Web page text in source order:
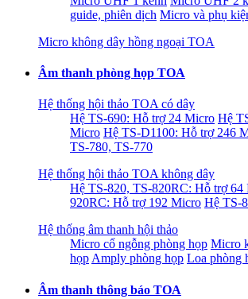
guide, phiên dịch Micro và phụ
Micro không dây hồng ngoại TOA
Âm thanh phòng họp TOA
Hệ thống hội thảo TOA có dây
Hệ TS-690: Hỗ trợ 24 Micro Hệ
Micro Hệ TS-D1100: Hỗ trợ 246
TS-780, TS-770
Hệ thống hội thảo TOA không dây
Hệ TS-820, TS-820RC: Hỗ trợ 64
920RC: Hỗ trợ 192 Micro Hệ TS-
Hệ thống âm thanh hội thảo
Micro cổ ngỗng phòng họp Micro
họpAmply phòng họp Loa phòng
Âm thanh thông báo TOA